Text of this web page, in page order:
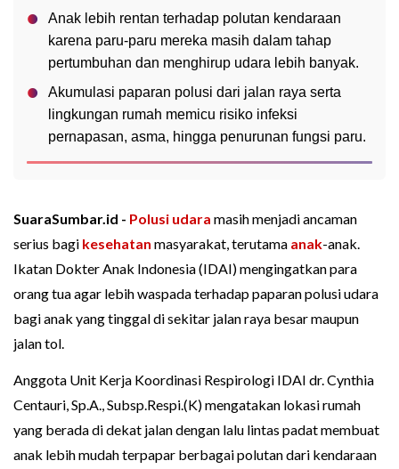
Anak lebih rentan terhadap polutan kendaraan
karena paru-paru mereka masih dalam tahap
pertumbuhan dan menghirup udara lebih banyak.
Akumulasi paparan polusi dari jalan raya serta
lingkungan rumah memicu risiko infeksi
pernapasan, asma, hingga penurunan fungsi paru.
SuaraSumbar.id - Polusi udara masih menjadi ancaman
serius bagi kesehatan masyarakat, terutama anak-anak.
Ikatan Dokter Anak Indonesia (IDAI) mengingatkan para
orang tua agar lebih waspada terhadap paparan polusi udara
bagi anak yang tinggal di sekitar jalan raya besar maupun
jalan tol.
Anggota Unit Kerja Koordinasi Respirologi IDAI dr. Cynthia
Centauri, Sp.A., Subsp.Respi.(K) mengatakan lokasi rumah
yang berada di dekat jalan dengan lalu lintas padat membuat
anak lebih mudah terpapar berbagai polutan dari kendaraan